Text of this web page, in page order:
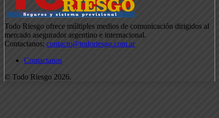
Todo Riesgo ofrece múltiples medios de comunicación dirigidos al
mercado asegurador argentino e internacional.
Contactanos: contacto@todoriesgo.com.ar
Contactanos
© Todo Riesgo 2026.